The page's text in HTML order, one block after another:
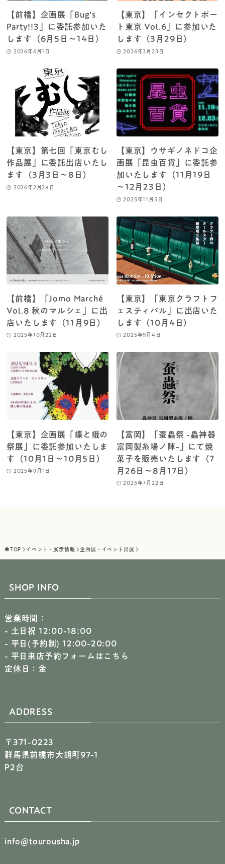
【前橋】企画展「Bug’s
Party!!3」に委託参加いた
します（6月5日～14日）
2026年6月1日
【東京】「インセクトポー
ト東京 Vol.6」に参加いた
します（3月29日）
2026年3月23日
【東京】第七回「東京むし
作品展」に委託出店いたし
ます（3月3日～8日）
2026年2月28日
【東京】ウサギノネドコ企
画展「昆虫百貨」に委託参
加いたします（11月19日
～12月23日）
2025年11月5日
【前橋】「Jomo Marché
Vol.8 秋のマルシェ」に出
店いたします（11月9日）
2025年10月22日
【東京】「東京クラフトフ
ェスティバル」に出店いた
します（10月4日）
2025年9月4日
【東京】企画展「蝶と蛾の
祭展」に委託参加いたしま
す（10月1日～10月5日）
2025年9月1日
【富岡】「蚕蟲祭 -蟲神器
富岡製糸場ノ陣-」にて焼
菓子を販売いたします（7
月26日～8月17日）
2025年7月22日
TOP イベント・展示情報 企画展・イベント出展
SHOP INFO
営業時間：
- 土日祝 12:00-18:00
- 平日(予約制) 12:00-20:00
- 平日来店予約フォームはこちら
定休日：金
ADDRESS
〒371-0223
群馬県前橋市大胡町97-1
P2台
CONTACT
info@tourousha.jp